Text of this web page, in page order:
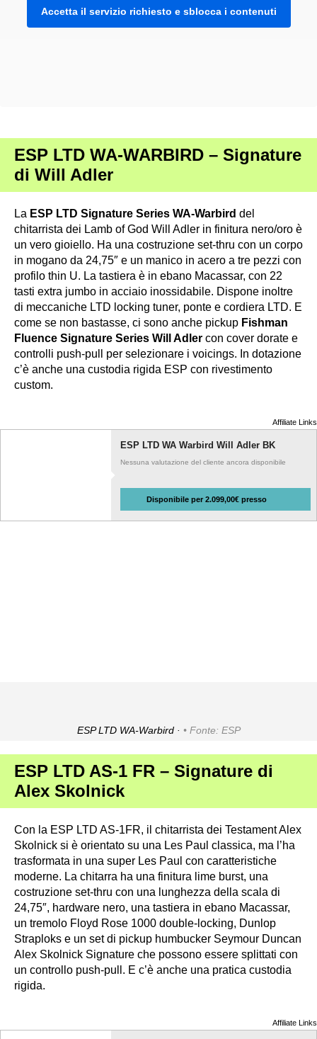
Accetta il servizio richiesto e sblocca i contenuti
ESP LTD WA-WARBIRD – Signature
di Will Adler
La ESP LTD Signature Series WA-Warbird del
chitarrista dei Lamb of God Will Adler in finitura nero/oro è
un vero gioiello. Ha una costruzione set-thru con un corpo
in mogano da 24,75″ e un manico in acero a tre pezzi con
profilo thin U. La tastiera è in ebano Macassar, con 22
tasti extra jumbo in acciaio inossidabile. Dispone inoltre
di meccaniche LTD locking tuner, ponte e cordiera LTD. E
come se non bastasse, ci sono anche pickup Fishman
Fluence Signature Series Will Adler con cover dorate e
controlli push-pull per selezionare i voicings. In dotazione
c’è anche una custodia rigida ESP con rivestimento
custom.
Affiliate Links
ESP LTD WA Warbird Will Adler BK
Nessuna valutazione del cliente ancora disponibile
Disponibile per 2.099,00€ presso
ESP LTD WA-Warbird · Fonte: ESP
ESP LTD AS-1 FR – Signature di
Alex Skolnick
Con la ESP LTD AS-1FR, il chitarrista dei Testament Alex
Skolnick si è orientato su una Les Paul classica, ma l’ha
trasformata in una super Les Paul con caratteristiche
moderne. La chitarra ha una finitura lime burst, una
costruzione set-thru con una lunghezza della scala di
24,75″, hardware nero, una tastiera in ebano Macassar,
un tremolo Floyd Rose 1000 double-locking, Dunlop
Straploks e un set di pickup humbucker Seymour Duncan
Alex Skolnick Signature che possono essere splittati con
un controllo push-pull. E c’è anche una pratica custodia
rigida.
Affiliate Links